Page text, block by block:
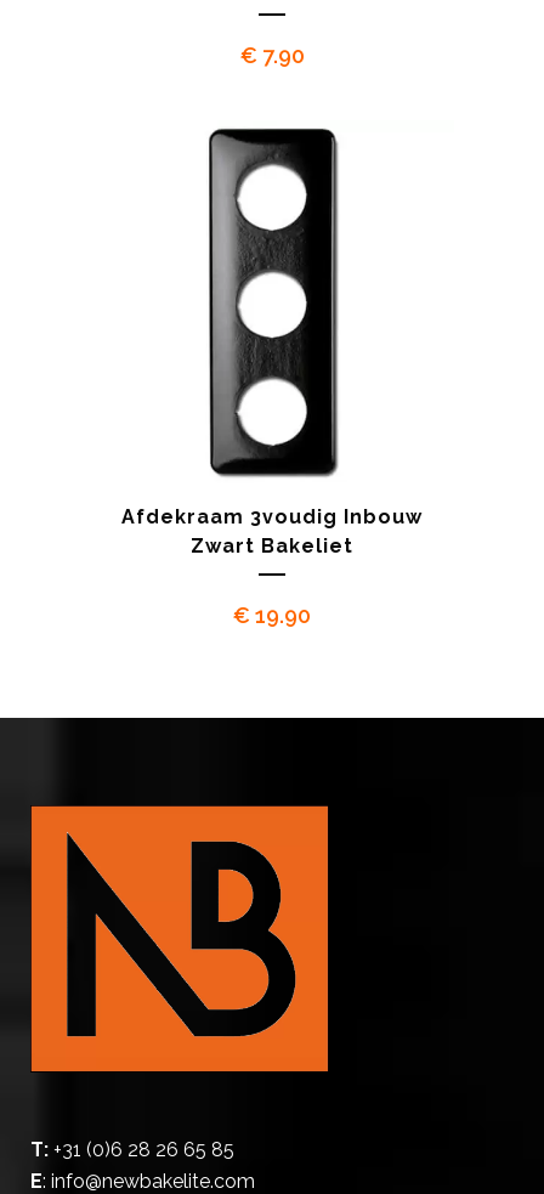
€ 7.90
Afdekraam 3voudig Inbouw
Zwart Bakeliet
€ 19.90
T: +31 (0)6 28 26 65 85
E: info@newbakelite.com